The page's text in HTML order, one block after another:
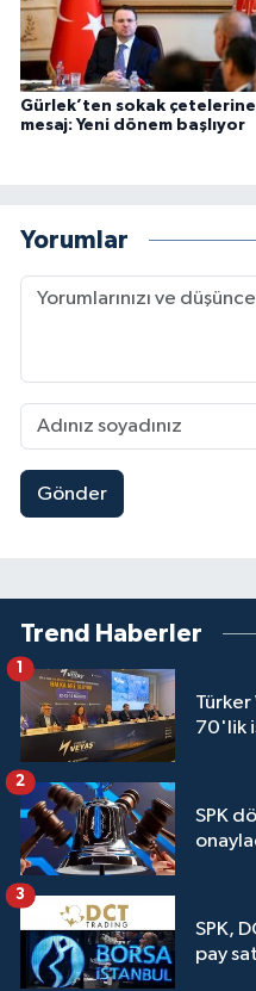
Gürlek’ten sokak çetelerine
mesaj: Yeni dönem başlıyor
Yorumlar
Gönder
Trend Haberler
Türker
70'lik
SPK
2
SPK,
pay
3